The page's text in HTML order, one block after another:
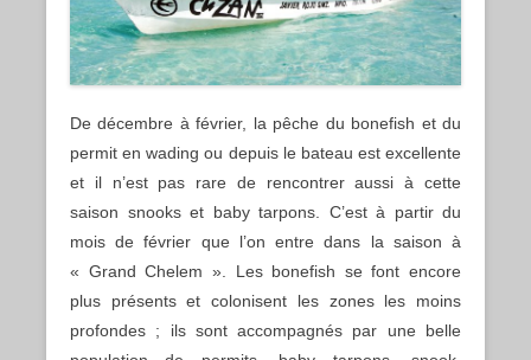
De décembre à février, la pêche du bonefish et du
permit en wading ou depuis le bateau est excellente
et il n’est pas rare de rencontrer aussi à cette
saison snooks et baby tarpons. C’est à partir du
mois de février que l’on entre dans la saison à
« Grand Chelem ». Les bonefish se font encore
plus présents et colonisent les zones les moins
profondes ; ils sont accompagnés par une belle